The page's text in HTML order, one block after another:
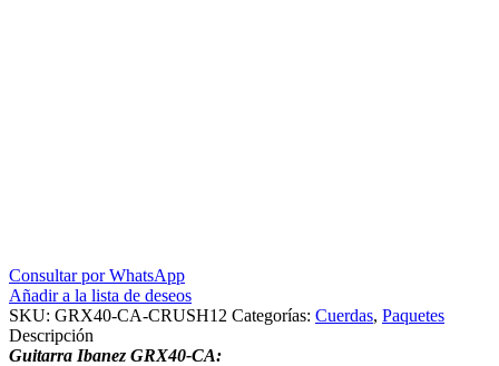
Consultar por WhatsApp
Añadir a la lista de deseos
SKU: GRX40-CA-CRUSH12 Categorías: Cuerdas, Paquetes
Descripción
Guitarra Ibanez GRX40-CA: